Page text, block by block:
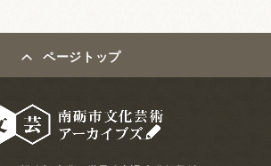
ページトップ